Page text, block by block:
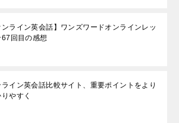
ンライン英会話】ワンズワードオンラインレッ
67回目の感想
ライン英会話比較サイト、重要ポイントをより
やすく